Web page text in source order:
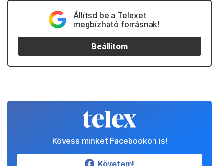
Állítsd be a Telexet
megbízható forrásnak!
Beállítom
Kövess minket Facebookon is!
Követem!